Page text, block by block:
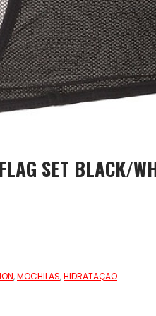
SET BLACK/
,MOCHILAS,HIDRATAÇAO